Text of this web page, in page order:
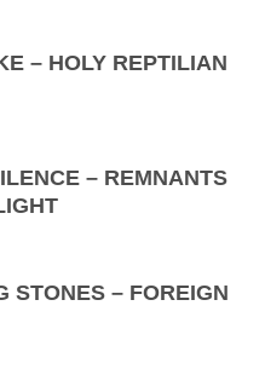
– HOLY REPTILIAN
– REMNANTS
STONES – FOREIGN